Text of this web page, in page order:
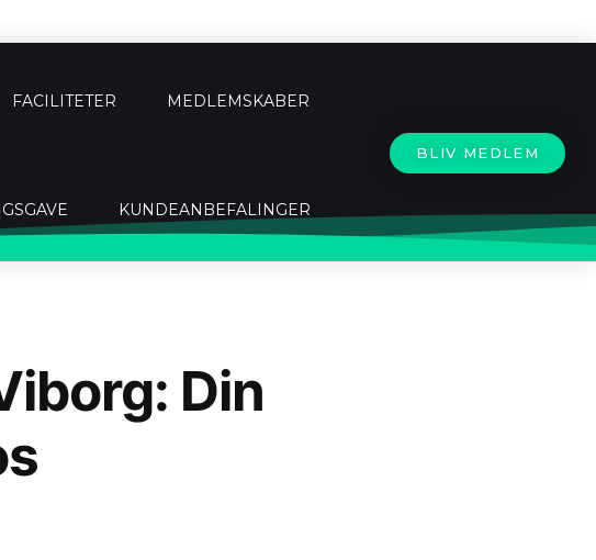
FACILITETER MEDLEMSKABER
KUNDEANBEFALINGER
BLIV MEDLEM
Din